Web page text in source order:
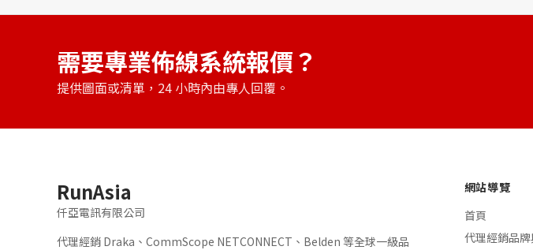
需要專業佈線系統報價？
提供圖面或清單，24 小時內由專人回覆。
RunAsia
仟亞電訊有限公司
代理經銷 Draka、CommScope NETCONNECT、Belden 等全球一級品
網站導覽
首頁
代理經銷品